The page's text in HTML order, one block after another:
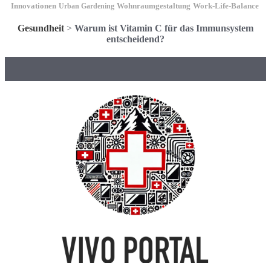
Innovationen Urban Gardening Wohnraumgestaltung Work-Life-Balance
Gesundheit > Warum ist Vitamin C für das Immunsystem
entscheidend?